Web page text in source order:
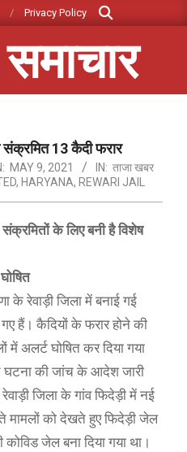
Privacy Policy
Search
संक्रमित 13 कैदी फरार
MAY 9, 2021 IN: ताजा खबर
, HARYANA, REWARI JAIL
के लिए बनी है विशेष
के रेवाड़ी जिला में बनाई गई
हैं। कैदियों के फरार होने की
अलर्ट घोषित कर दिया गया
की जांच के आदेश जारी
रेवाड़ी जिला के गांव फिदेड़ी में नई
मामलों को देखते हुए फिदेड़ी जेल
कोविड जेल बना दिया गया था।